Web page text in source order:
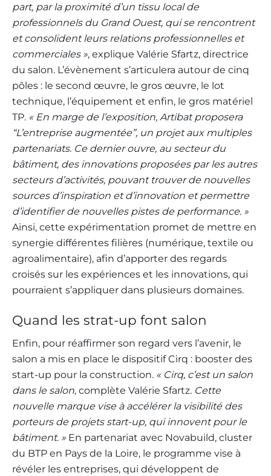
part, par la proximité d’un tissu local de
professionnels du Grand Ouest, qui se rencontrent
et consolident leurs relations professionnelles et
commerciales », explique Valérie Sfartz, directrice
du salon. L’évènement s’articulera autour de cinq
pôles : le second œuvre, le gros œuvre, le lot
technique, l’équipement et enfin, le gros matériel
TP. « En marge de l’exposition, Artibat proposera
“L’entreprise augmentée”, un projet aux multiples
partenariats. Ce dernier ouvre, au secteur du
bâtiment, des innovations proposées par les autres
secteurs d’activités, pouvant trouver de nouvelles
sources d’inspiration et d’innovation et permettre
d’identifier de nouvelles pistes de performance. »
Ainsi, cette expérimentation promet de mettre en
synergie différentes filières (numérique, textile ou
agroalimentaire), afin d’apporter des regards
croisés sur les expériences et les innovations, qui
pourraient s’appliquer dans plusieurs domaines.
Quand les strat-up font salon
Enfin, pour réaffirmer son regard vers l’avenir, le
salon a mis en place le dispositif Cirq : booster des
start-up pour la construction. « Cirq, c’est un salon
dans le salon, complète Valérie Sfartz. Cette
nouvelle marque vise à accélérer la visibilité des
porteurs de projets start-up, qui innovent pour le
bâtiment. » En partenariat avec Novabuild, cluster
du BTP en Pays de la Loire, le programme vise à
révéler les entreprises, qui développent de